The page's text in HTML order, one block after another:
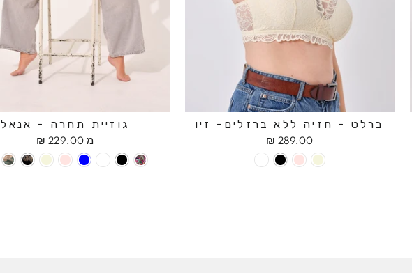
גוזיית תחרה - אנאל
מ 229.00 ₪
ברלט - חזיה ללא ברזלים- זיו
289.00 ₪